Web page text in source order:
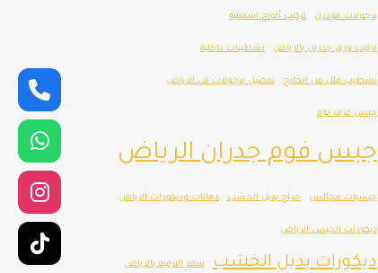
برجولات مودرن تركيب ألواح اسمنتية
تركيب ورق جدران بالرياض تشطيبات داخلية
تشطيب فلل من الخارج تفصيل برجولات في الرياض
جبس غرف نوم
جبس فوم جدران الرياض
جبسيات مجالس حراج بديل الخشب دهانات وديكورات الرياض
ديكورات الجبس الرياض
ديكورات بديل الخشب سعر الترميم بالرياض